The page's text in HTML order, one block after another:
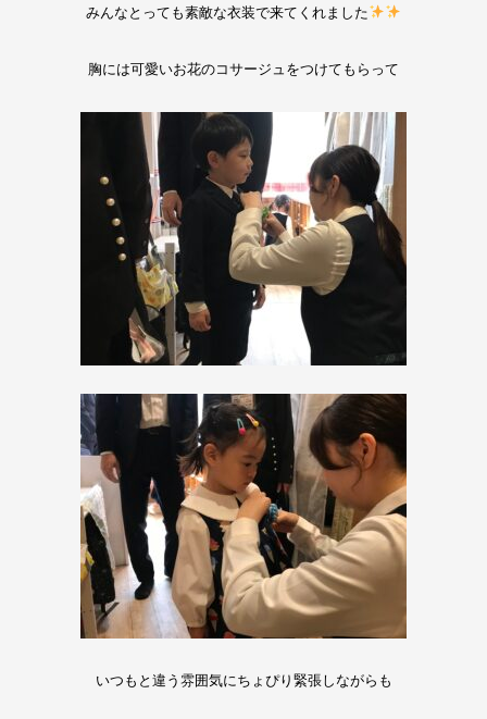
みんなとっても素敵な衣装で来てくれました
胸には可愛いお花のコサージュをつけてもらって
いつもと違う雰囲気にちょぴり緊張しながらも